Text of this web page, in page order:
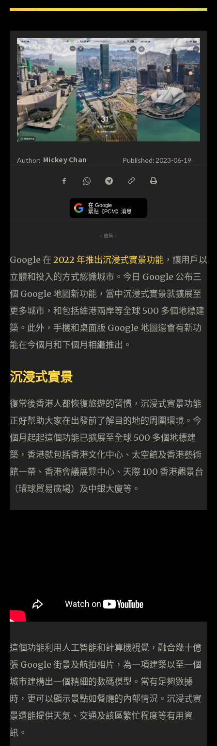
Author: Mickey Chan Published: 2023-06-19
在 Google
緊貼《PCM》消息
- 廣告 -
Google 在 2022 年推出沉浸式實景功能 ，讓用戶以
立體和投入的方式認識城市。今日 Google 公布三
個 Google 地圖新功能，當中沉浸式實景就擴展至
更多城市，和包括維港兩岸等全球 500 多個地標建
築。此外，手機和桌面版 Google 地圖還會有新功
能在今個月和下個月相繼推出。
沉浸式實景
復常後香港人都恢復旅遊的習慣，沉浸式實景功能
正好幫助大家在出發前了解目的地的周圍環境。今
個月起起這個功能已擴展至全球 500 多個地標建
築，香港就包括香港文化中心、太空館及香港藝術
館一帶、香港會議展覽中心、天際 100 香港觀景台
（環球貿易廣場）及中銀大廈等。
這個功能利用人工智能和計算機視覺，融合幾十億
張 Google 街景及航拍相片，為一項建築以至一個
城市建構出一個精細的數碼模型。當有足夠數據
時，更可以顯示景點如餐廳的內部情況。沉浸式實
景還能提供天氣、交通及該區繁忙程度等有用資
訊。